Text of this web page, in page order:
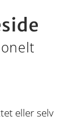
eller selv